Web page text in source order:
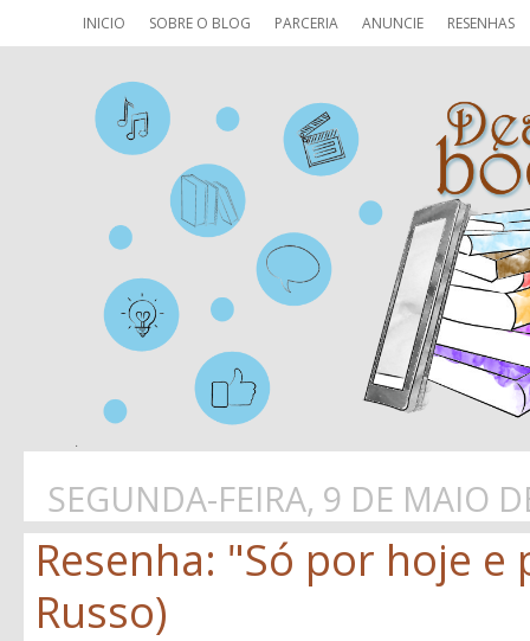
INICIO SOBRE O BLOG PARCERIA ANUNCIE RESENHAS
SEGUNDA-FEIRA, 9 DE MAIO
Resenha: "Só por hoje
Russo)